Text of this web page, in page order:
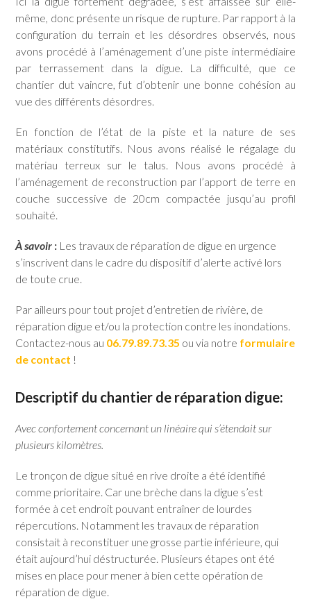
même, donc présente un risque de rupture. Par rapport à la
configuration du terrain et les désordres observés, nous
avons procédé à l’aménagement d’une piste intermédiaire
par terrassement dans la digue. La difficulté, que ce
chantier dut vaincre, fut d’obtenir une bonne cohésion au
vue des différents désordres.
En fonction de l’état de la piste et la nature de ses
matériaux constitutifs. Nous avons réalisé le régalage du
matériau terreux sur le talus. Nous avons procédé à
l’aménagement de reconstruction par l’apport de terre en
couche successive de 20cm compactée jusqu’au profil
souhaité.
À savoir : Les travaux de réparation de digue en urgence
s’inscrivent dans le cadre du dispositif d’alerte activé lors
de toute crue.
Par ailleurs pour tout projet d’entretien de rivière, de
réparation digue et/ou la protection contre les inondations.
Contactez-nous au 06.79.89.73.35 ou via notre formulaire
de contact !
Descriptif du chantier de réparation digue:
Avec confortement concernant un linéaire qui s’étendait sur
plusieurs kilomètres.
Le tronçon de digue situé en rive droite a été identifié
comme prioritaire. Car une brèche dans la digue s’est
formée à cet endroit pouvant entraîner de lourdes
répercutions. Notamment les travaux de réparation
consistait à reconstituer une grosse partie inférieure, qui
était aujourd’hui déstructurée. Plusieurs étapes ont été
mises en place pour mener à bien cette opération de
réparation de digue.